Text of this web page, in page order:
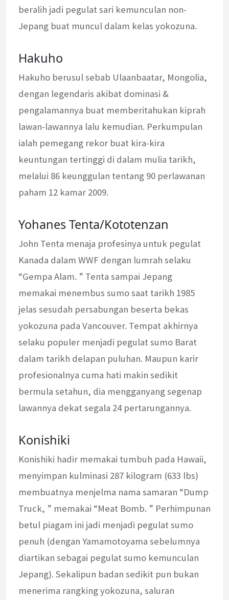
beralih jadi pegulat sari kemunculan non-
Jepang buat muncul dalam kelas yokozuna.
Hakuho
Hakuho berusul sebab Ulaanbaatar, Mongolia,
dengan legendaris akibat dominasi &
pengalamannya buat memberitahukan kiprah
lawan-lawannya lalu kemudian. Perkumpulan
ialah pemegang rekor buat kira-kira
keuntungan tertinggi di dalam mulia tarikh,
melalui 86 keunggulan tentang 90 perlawanan
paham 12 kamar 2009.
Yohanes Tenta/Kototenzan
John Tenta menaja profesinya untuk pegulat
Kanada dalam WWF dengan lumrah selaku
“Gempa Alam. ” Tenta sampai Jepang
memakai menembus sumo saat tarikh 1985
jelas sesudah persabungan beserta bekas
yokozuna pada Vancouver. Tempat akhirnya
selaku populer menjadi pegulat sumo Barat
dalam tarikh delapan puluhan. Maupun karir
profesionalnya cuma hati makin sedikit
bermula setahun, dia mengganyang segenap
lawannya dekat segala 24 pertarungannya.
Konishiki
Konishiki hadir memakai tumbuh pada Hawaii,
menyimpan kulminasi 287 kilogram (633 lbs)
membuatnya menjelma nama samaran “Dump
Truck, ” memakai “Meat Bomb. ” Perhimpunan
betul piagam ini jadi menjadi pegulat sumo
penuh (dengan Yamamotoyama sebelumnya
diartikan sebagai pegulat sumo kemunculan
Jepang). Sekalipun badan sedikit pun bukan
menerima rangking yokozuna, saluran